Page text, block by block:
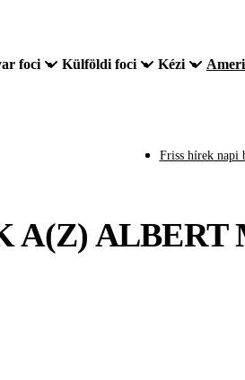
foci Külföldi foci Kézi
Friss hírek napi
A(Z) ALBERT